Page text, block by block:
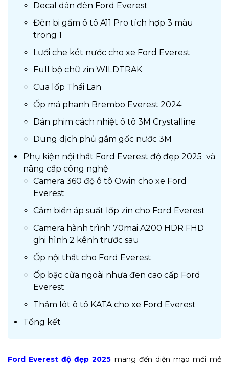
Decal dán đèn Ford Everest
Đèn bi gầm ô tô A11 Pro tích hợp 3 màu
trong 1
Lưới che két nước cho xe Ford Everest
Full bộ chữ zin WILDTRAK
Cua lốp Thái Lan
Ốp má phanh Brembo Everest 2024
Dán phim cách nhiệt ô tô 3M Crystalline
Dung dịch phủ gầm gốc nước 3M
Phụ kiện nội thất Ford Everest độ đẹp 2025 và
nâng cấp công nghệ
Camera 360 độ ô tô Owin cho xe Ford
Everest
Cảm biến áp suất lốp zin cho Ford Everest
Camera hành trình 70mai A200 HDR FHD
ghi hình 2 kênh trước sau
Ốp nội thất cho Ford Everest
Ốp bậc cửa ngoài nhựa đen cao cấp Ford
Everest
Thảm lót ô tô KATA cho xe Ford Everest
Tổng kết
Ford Everest độ đẹp 2025 mang đến diện mạo mới mẻ